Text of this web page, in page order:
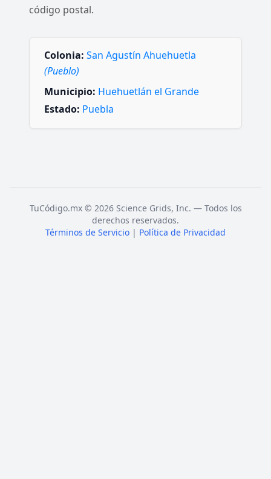
código postal.
Colonia: San Agustín Ahuehuetla
(Pueblo)
Municipio: Huehuetlán el Grande
Estado: Puebla
TuCódigo.mx © 2026 Science Grids, Inc. — Todos los
derechos reservados.
Términos de Servicio | Política de Privacidad